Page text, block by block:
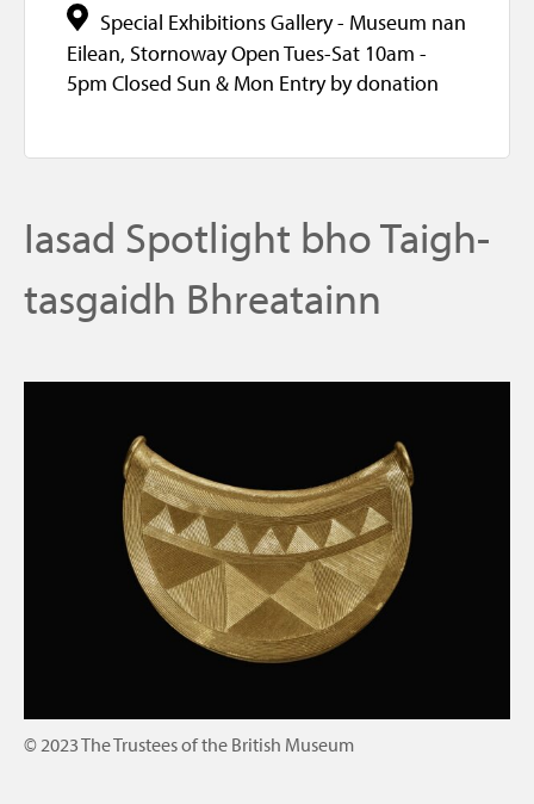
Iasad Spotlight bho Taigh-
tasgaidh Bhreatainn
© 2023 The Trustees of the British Museum
k
e
L
o
c
n
Special Exhibitions Gallery - Museum nan
Eilean, Stornoway Open Tues-Sat 10am -
5pm Closed Sun & Mon Entry by donation